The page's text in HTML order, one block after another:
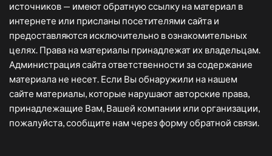
источников — имеют обратную ссылку на материал в
интернете или присланы посетителями сайта и
предоставляются исключительно в ознакомительных
целях. Права на материалы принадлежат их владельцам.
Администрация сайта ответственности за содержание
материала не несет. Если Вы обнаружили на нашем
сайте материалы, которые нарушают авторские права,
принадлежащие Вам, Вашей компании или организации,
пожалуйста, сообщите нам через форму обратной связи.